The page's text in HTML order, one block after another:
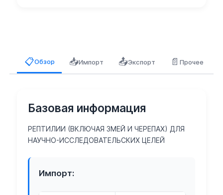
📋Обзор 📥Импорт 📤Экспорт 📄Прочее
Базовая информация
РЕПТИЛИИ (ВКЛЮЧАЯ ЗМЕЙ И ЧЕРЕПАХ) ДЛЯ
НАУЧНО-ИССЛЕДОВАТЕЛЬСКИХ ЦЕЛЕЙ
Импорт: